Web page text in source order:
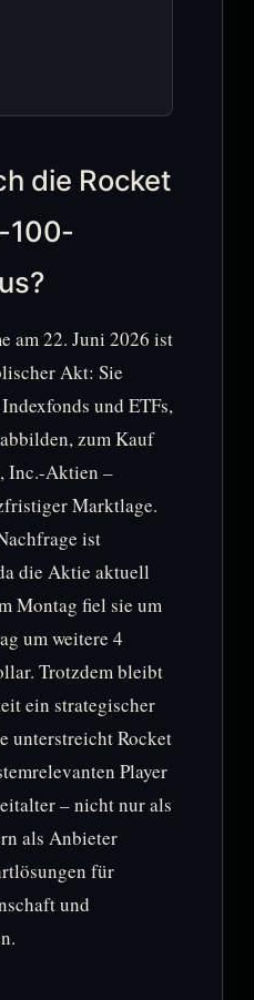
die Rocket
100-
am 22. Juni 2026 ist
Akt: Sie
und ETFs,
zum Kauf
Inc.-Aktien –
Marktlage.
ist
die Aktie aktuell
Montag fiel sie um
um weitere 4
Trotzdem bleibt
ein strategischer
unterstreicht Rocket
Player
– nicht nur als
als Anbieter
für
und